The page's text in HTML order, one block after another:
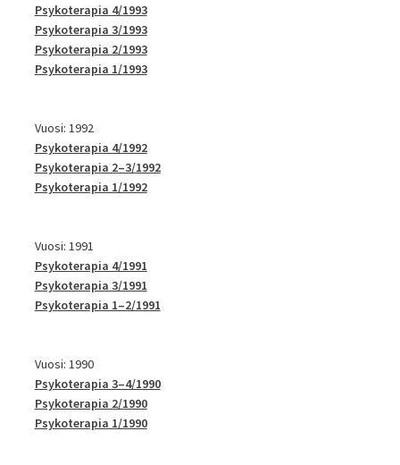
Psykoterapia 4/1993
Psykoterapia 3/1993
Psykoterapia 2/1993
Psykoterapia 1/1993
Vuosi: 1992
Psykoterapia 4/1992
Psykoterapia 2–3/1992
Psykoterapia 1/1992
Vuosi: 1991
Psykoterapia 4/1991
Psykoterapia 3/1991
Psykoterapia 1–2/1991
Vuosi: 1990
Psykoterapia 3–4/1990
Psykoterapia 2/1990
Psykoterapia 1/1990